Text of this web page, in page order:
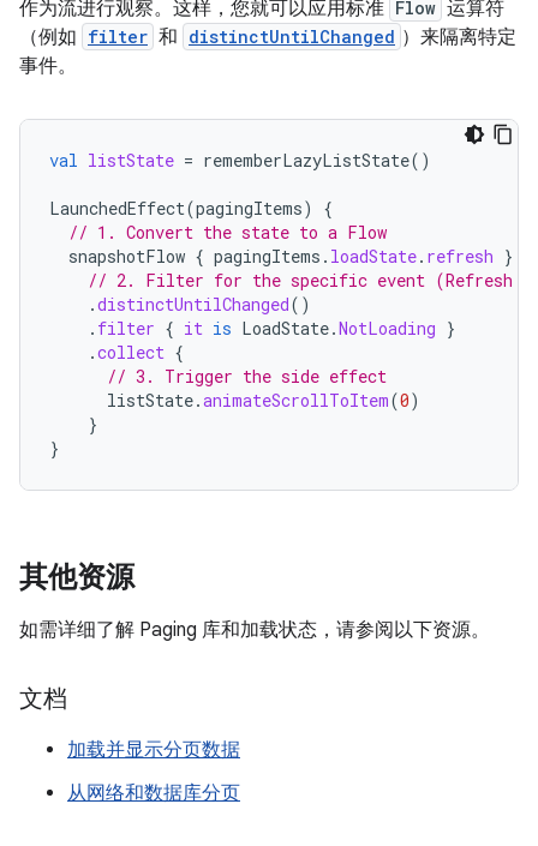
作为流进行观察。这样，您就可以应用标准 Flow 运算符
（例如 filter 和 distinctUntilChanged ）来隔离特定
事件。
val listState = rememberLazyListState()
LaunchedEffect(pagingItems)
{
// 1. Convert the state to a Flow
snapshotFlow { pagingItems . loadState. refresh }
// 2. Filter for the specific event (Refresh
.distinctUntilChanged()
. filter { it is LoadState.NotLoading }
.collect {
// 3. Trigger the side effect
listState.animateScrollToItem(0)
}
}
其他资源
如需详细了解 Paging 库和加载状态，请参阅以下资源。
文档
加载并显示分页数据
从网络和数据库分页